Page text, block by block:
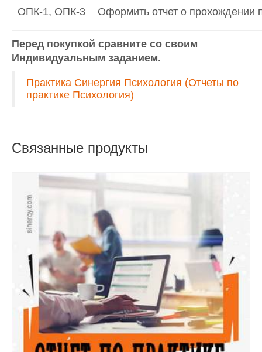
ОПК-1, ОПК-3 Оформить отчет о прохождении
Перед покупкой сравните со своим
Индивидуальным заданием.
Практика Синергия Психология (Отчеты по
практике Психология)
Связанные продукты